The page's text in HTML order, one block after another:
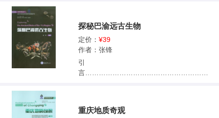
接触交代变质岩 3. 气成热液变质岩 4. 动力变
质岩 5. 区域变质岩 6. 混合变质岩 附录：科
学名词解释. 后 记 主要参考文献..
探秘巴渝远古生物
定价： ¥39
作者：张锋
引
言
……………………………………………………
重庆地质奇观